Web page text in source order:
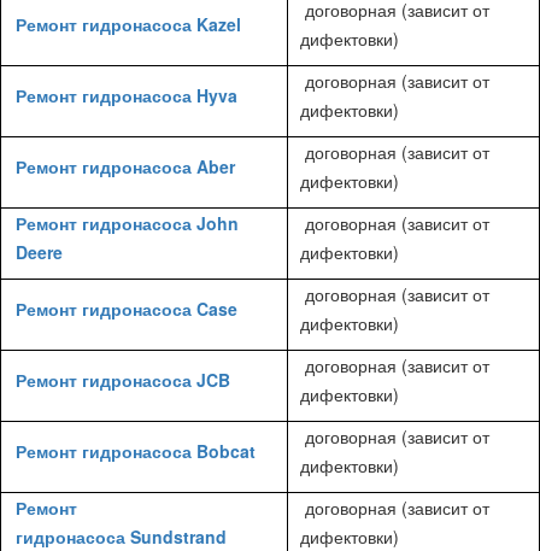
Ремонт гидронасоса Kazel
договорная (зависит от
дифектовки)
Ремонт гидронасоса Hyva
договорная (зависит от
дифектовки)
Ремонт гидронасоса Aber
договорная (зависит от
дифектовки)
Ремонт гидронасоса John
Deere
договорная (зависит от
дифектовки)
Ремонт гидронасоса Case
договорная (зависит от
дифектовки)
Ремонт гидронасоса JCB
договорная (зависит от
дифектовки)
Ремонт гидронасоса Bobcat
договорная (зависит от
дифектовки)
Ремонт
гидронасоса Sundstrand
договорная (зависит от
дифектовки)